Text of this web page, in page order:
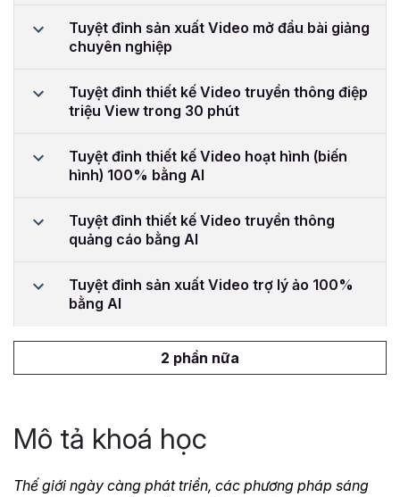
Tuyệt đỉnh sản xuất Video mở đầu bài giảng
chuyên nghiệp
Tuyệt đỉnh thiết kế Video truyền thông điệp
triệu View trong 30 phút
Tuyệt đỉnh thiết kế Video hoạt hình (biến
hình) 100% bằng AI
Tuyệt đỉnh thiết kế Video truyền thông
quảng cáo bằng AI
Tuyệt đỉnh sản xuất Video trợ lý ảo 100%
bằng AI
2 phần nữa
Mô tả khoá học
Thế giới ngày càng phát triển, các phương pháp sáng